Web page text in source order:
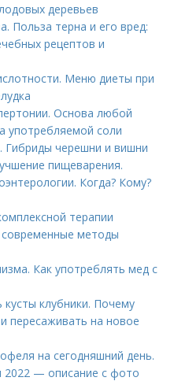
деревьев
Польза терна и его вред:
рецептов и
Меню диеты при
Основа любой
употребляемой соли
Гибриды черешни и вишни
пищеварения.
Когда? Кому?
терапии
современные методы
Как употреблять мед с
кусты клубники. Почему
пересаживать на новое
на сегодняшний день.
2022 — описание с фото